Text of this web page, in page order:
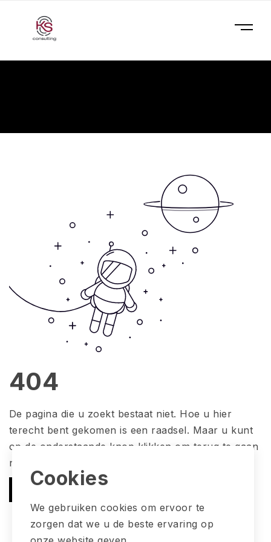
Cookies
We gebruiken cookies om ervoor te
zorgen dat we u de beste ervaring op
404
De pagina die u zoekt bestaat niet. Hoe u hier
terecht bent gekomen is een raadsel. Maar u kunt
op de onderstaande knop klikken om terug te gaan
naar de startpagina.
Terugkeren